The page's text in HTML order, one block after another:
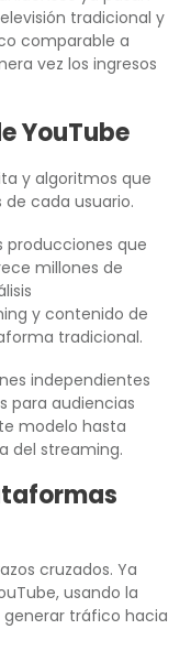
tradicional y
comparable a
vez los ingresos
YouTube
y algoritmos que
cada usuario.
producciones que
millones de
y contenido de
tradicional.
independientes
para audiencias
modelo hasta
del streaming.
cruzados. Ya
usando la
tráfico hacia